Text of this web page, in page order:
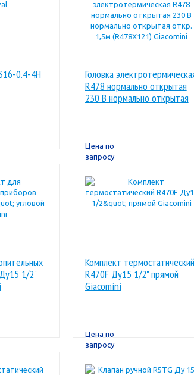
0.4-4H
Головка
R478 нормально открытая
230 В нормально открытая
Цена по
запросу
1/2"
Комплект термостатический
R470F Ду15 1/2" прямой
Giacomini
Цена по
запросу